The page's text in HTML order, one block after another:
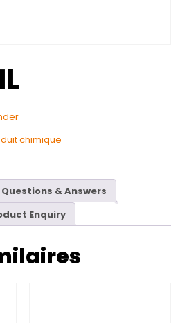
chimique
Questions & Answers
Enquiry